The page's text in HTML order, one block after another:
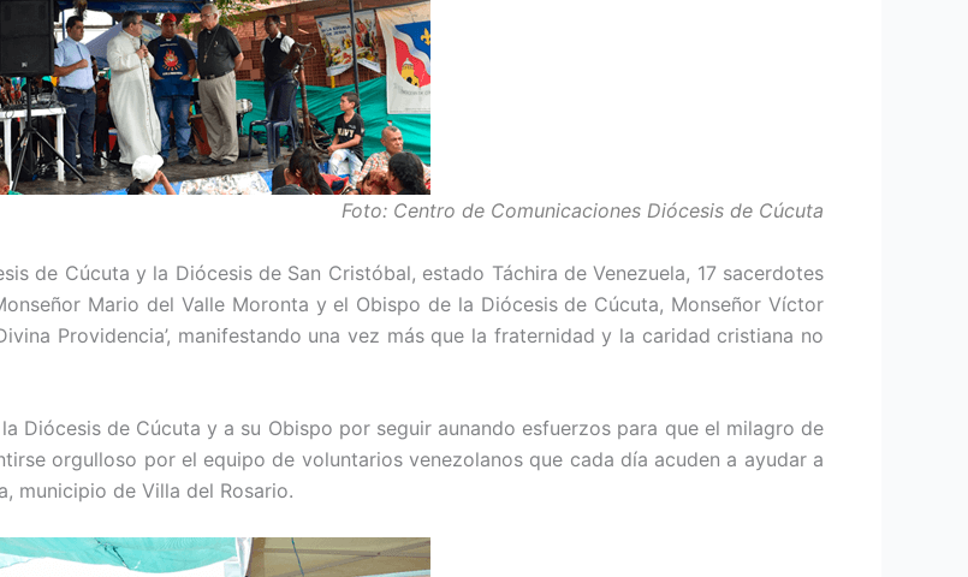
Foto: Centro de Comunicaciones Diócesis de Cúcuta
de Cúcuta y la Diócesis de San Cristóbal, estado Táchira de Venezuela, 17 sacerdotes
Mario del Valle Moronta y el Obispo de la Diócesis de Cúcuta, Monseñor Víctor
Providencia’, manifestando una vez más que la fraternidad y la caridad cristiana no
Diócesis de Cúcuta y a su Obispo por seguir aunando esfuerzos para que el milagro de
orgulloso por el equipo de voluntarios venezolanos que cada día acuden a ayudar a
municipio de Villa del Rosario.